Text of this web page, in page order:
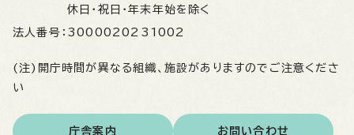
休日・祝日・年末年始を除く
法人番号： 3000020231002
(注)開庁時間が異なる組織、施設がありますのでご注意くださ
い
庁舎案内 お問い合わせ